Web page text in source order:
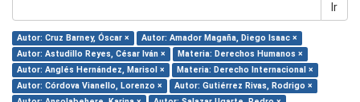
Ir
Autor: Cruz Barney, Óscar ×
Autor: Amador Magaña, Diego Isaac ×
Autor: Astudillo Reyes, César Iván ×
Materia: Derechos Humanos ×
Autor: Anglés Hernández, Marisol ×
Materia: Derecho Internacional ×
Autor: Córdova Vianello, Lorenzo ×
Autor: Gutiérrez Rivas, Rodrigo ×